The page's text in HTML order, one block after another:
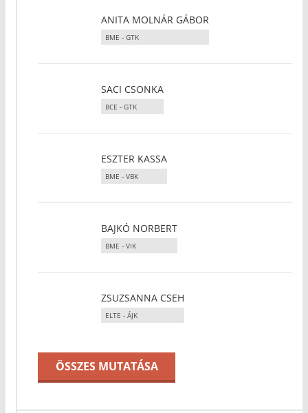
ANITA MOLNÁR GÁBOR
BME - GTK
SACI CSONKA
BCE - GTK
ESZTER KASSA
BME - VBK
BAJKÓ NORBERT
BME - VIK
ZSUZSANNA CSEH
ELTE - ÁJK
ÖSSZES MUTATÁSA